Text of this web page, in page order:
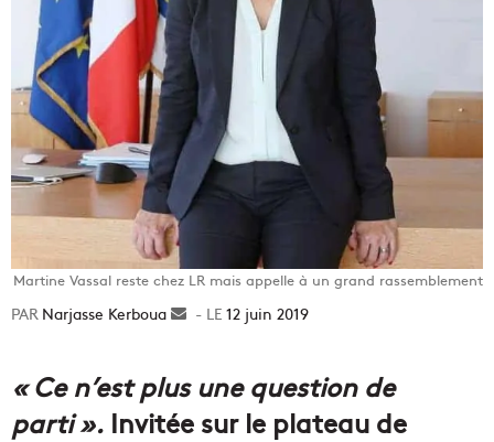
Martine Vassal reste chez LR mais appelle à un grand rassemblement
Narjasse Kerboua
Envoyer12 juin 2019
« Ce n’est plus une question de
parti ». Invitée sur le plateau de